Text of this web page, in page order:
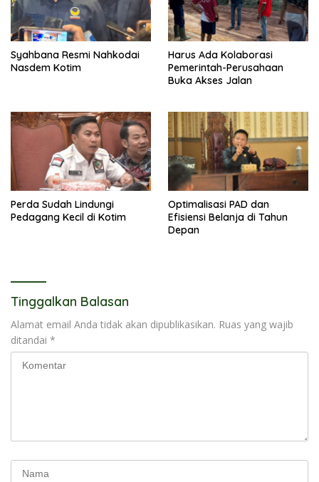
Syahbana Resmi Nahkodai
Nasdem Kotim
Harus Ada Kolaborasi
Pemerintah-Perusahaan
Buka Akses Jalan
Perda Sudah Lindungi
Pedagang Kecil di Kotim
Optimalisasi PAD dan
Efisiensi Belanja di Tahun
Depan
Tinggalkan Balasan
Alamat email Anda tidak akan dipublikasikan. Ruas yang wajib
ditandai *